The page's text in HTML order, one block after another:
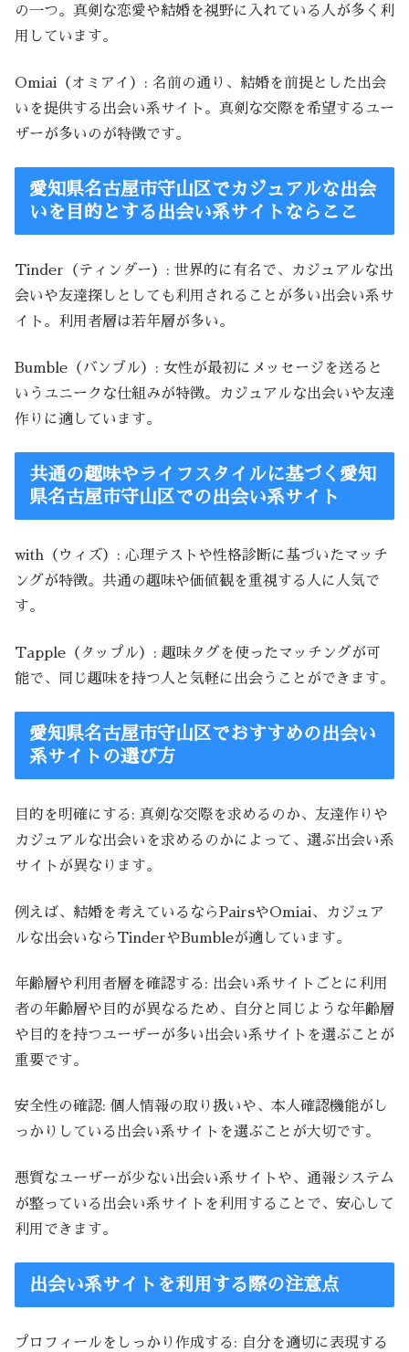
の一つ。真剣な恋愛や結婚を視野に入れている人が多く利
用しています。
Omiai（オミアイ）: 名前の通り、結婚を前提とした出会
いを提供する出会い系サイト。真剣な交際を希望するユー
ザーが多いのが特徴です。
愛知県名古屋市守山区でカジュアルな出会
いを目的とする出会い系サイトならここ
Tinder（ティンダー）: 世界的に有名で、カジュアルな出
会いや友達探しとしても利用されることが多い出会い系サ
イト。利用者層は若年層が多い。
Bumble（バンブル）: 女性が最初にメッセージを送ると
いうユニークな仕組みが特徴。カジュアルな出会いや友達
作りに適しています。
共通の趣味やライフスタイルに基づく愛知
県名古屋市守山区での出会い系サイト
with（ウィズ）: 心理テストや性格診断に基づいたマッチ
ングが特徴。共通の趣味や価値観を重視する人に人気で
す。
Tapple（タップル）: 趣味タグを使ったマッチングが可
能で、同じ趣味を持つ人と気軽に出会うことができます。
愛知県名古屋市守山区でおすすめの出会い
系サイトの選び方
目的を明確にする: 真剣な交際を求めるのか、友達作りや
カジュアルな出会いを求めるのかによって、選ぶ出会い系
サイトが異なります。
例えば、結婚を考えているならPairsやOmiai、カジュア
ルな出会いならTinderやBumbleが適しています。
年齢層や利用者層を確認する: 出会い系サイトごとに利用
者の年齢層や目的が異なるため、自分と同じような年齢層
や目的を持つユーザーが多い出会い系サイトを選ぶことが
重要です。
安全性の確認: 個人情報の取り扱いや、本人確認機能がし
っかりしている出会い系サイトを選ぶことが大切です。
悪質なユーザーが少ない出会い系サイトや、通報システム
が整っている出会い系サイトを利用することで、安心して
利用できます。
出会い系サイトを利用する際の注意点
プロフィールをしっかり作成する: 自分を適切に表現する